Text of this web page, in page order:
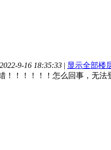
9-16 18:35:33 | 显示全部楼
！！！！！！怎么回事，无法